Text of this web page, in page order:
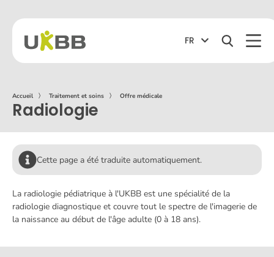
FR
Accueil 〉 Traitement et soins 〉 Offre médicale
Radiologie
Cette page a été traduite automatiquement.
La radiologie pédiatrique à l'UKBB est une spécialité de la
radiologie diagnostique et couvre tout le spectre de l'imagerie de
la naissance au début de l'âge adulte (0 à 18 ans).